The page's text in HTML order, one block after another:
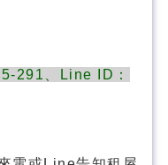
291、Line ID：